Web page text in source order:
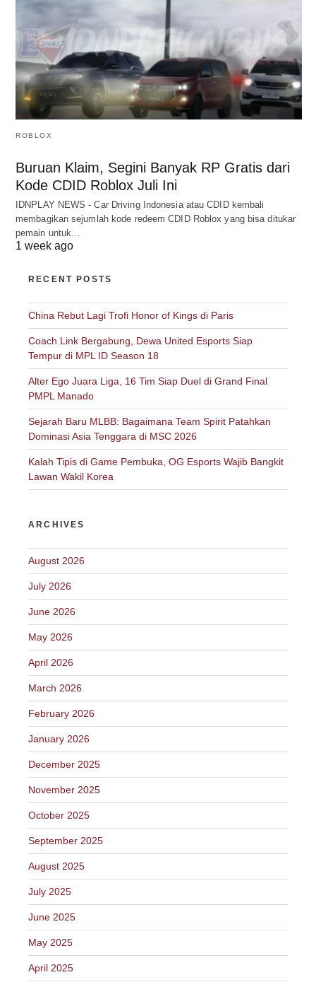
ROBLOX
Buruan Klaim, Segini Banyak RP Gratis dari
Kode CDID Roblox Juli Ini
IDNPLAY NEWS - Car Driving Indonesia atau CDID kembali
membagikan sejumlah kode redeem CDID Roblox yang bisa ditukar
pemain untuk…
1 week ago
RECENT POSTS
China Rebut Lagi Trofi Honor of Kings di Paris
Coach Link Bergabung, Dewa United Esports Siap
Tempur di MPL ID Season 18
Alter Ego Juara Liga, 16 Tim Siap Duel di Grand Final
PMPL Manado
Sejarah Baru MLBB: Bagaimana Team Spirit Patahkan
Dominasi Asia Tenggara di MSC 2026
Kalah Tipis di Game Pembuka, OG Esports Wajib Bangkit
Lawan Wakil Korea
ARCHIVES
August 2026
July 2026
June 2026
May 2026
April 2026
March 2026
February 2026
January 2026
December 2025
November 2025
October 2025
September 2025
August 2025
July 2025
June 2025
May 2025
April 2025